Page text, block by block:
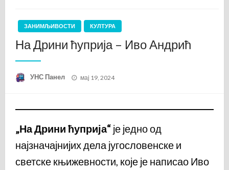
ЗАНИМЉИВОСТИ КУЛТУРА
На Дрини ћуприја – Иво Андрић
УНС Панел
Posted
мај 19, 2024
„На Дрини ћуприја“ је једно од
најзначајнијих дела југословенске и
светске књижевности, које је написао Иво